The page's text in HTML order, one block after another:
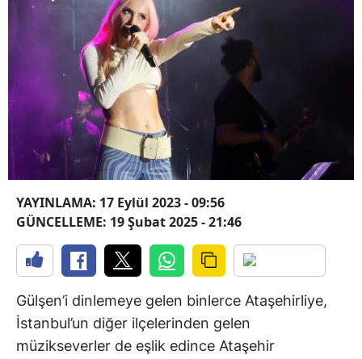
YAYINLAMA: 17 Eylül 2023 - 09:56
GÜNCELLEME: 19 Şubat 2025 - 21:46
Gülşen’i dinlemeye gelen binlerce Ataşehirliye,
İstanbul’un diğer ilçelerinden gelen
müzikseverler de eşlik edince Ataşehir